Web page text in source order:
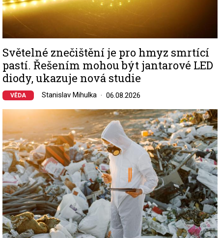
Světelné znečištění je pro hmyz smrtící
pastí. Řešením mohou být jantarové LED
diody, ukazuje nová studie
VĚDA Stanislav Mihulka 06.08.2026
Image